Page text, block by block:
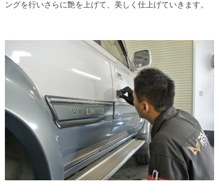
ングを行いさらに艶を上げて、美しく仕上げていきます。